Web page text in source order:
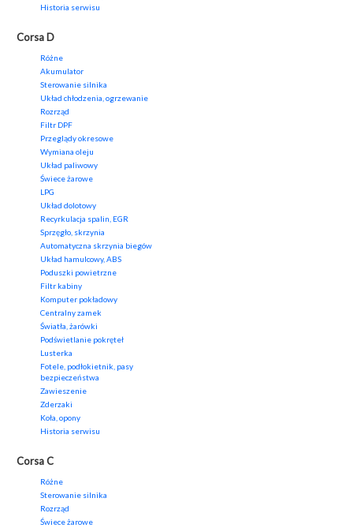
Historia serwisu
Corsa D
Różne
Akumulator
Sterowanie silnika
Układ chłodzenia, ogrzewanie
Rozrząd
Filtr DPF
Przeglądy okresowe
Wymiana oleju
Układ paliwowy
Świece żarowe
LPG
Układ dolotowy
Recyrkulacja spalin, EGR
Sprzęgło, skrzynia
Automatyczna skrzynia biegów
Układ hamulcowy, ABS
Poduszki powietrzne
Filtr kabiny
Komputer pokładowy
Centralny zamek
Światła, żarówki
Podświetlanie pokręteł
Lusterka
Fotele, podłokietnik, pasy
bezpieczeństwa
Zawieszenie
Zderzaki
Koła, opony
Historia serwisu
Corsa C
Różne
Sterowanie silnika
Rozrząd
Świece żarowe